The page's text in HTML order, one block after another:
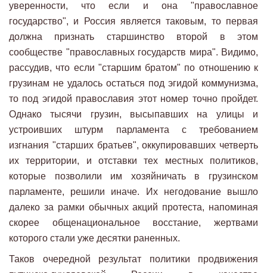
уверенности, что если и она "православное
государство", и Россия является таковым, то первая
должна признать старшинство второй в этом
сообществе "православных государств мира". Видимо,
рассудив, что если "старшим братом" по отношению к
грузинам не удалось остаться под эгидой коммунизма,
то под эгидой православия этот номер точно пройдет.
Однако тысячи грузин, высыпавших на улицы и
устроивших штурм парламента с требованием
изгнания "старших братьев", оккупировавших четверть
их территории, и отставки тех местных политиков,
которые позволили им хозяйничать в грузинском
парламенте, решили иначе. Их негодование вышло
далеко за рамки обычных акций протеста, напоминая
скорее общенациональное восстание, жертвами
которого стали уже десятки раненных.
Таков очередной результат политики продвижения